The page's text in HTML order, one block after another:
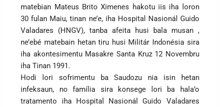
matebian Mateus Brito Ximenes hakotu iis iha loron
30 fulan Maiu, tinan ne’e, iha Hospital Nasionál Guido
Valadares (HNGV), tanba afeita husi bala musan ,
ne’ebé matebain hetan tiru husi Militár Indonésia sira
iha akontesimentu Masakre Santa Kruz 12 Novembru
iha Tinan 1991.
Hodi lori sofrimentu ba Saudozu nia isin hetan
infeksaun, no família sira konsege lori ba hala’o
tratamento iha Hospital Nasionál Guido Valadares